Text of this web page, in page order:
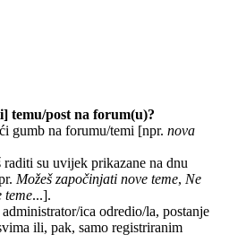
temu/post na forum(u)?
gumb na forumu/temi [npr. nova
su uvijek prikazane na dnu
Možeš započinjati nove teme, Ne
teme...].
ica odredio/la, postanje
ili, pak, samo registriranim